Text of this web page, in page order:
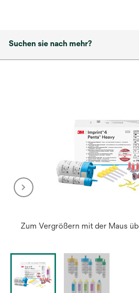
Suchen sie nach mehr?
Zum Vergrößern mit der Maus